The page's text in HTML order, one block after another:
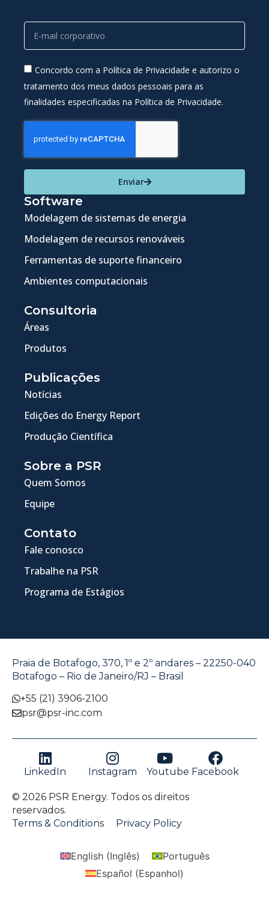
Concordo com a Política de Privacidade e autorizo o
tratamento dos meus dados pessoais para as
finalidades especificadas na Política de Privacidade.
Enviar
Software
Modelagem de sistemas de energia
Modelagem de recursos renováveis
Ferramentas de suporte financeiro
Ambientes computacionais
Consultoria
Áreas
Produtos
Publicações
Notícias
Edições do Energy Report
Produção Científica
Sobre a PSR
Quem Somos
Equipe
Contato
Fale conosco
Trabalhe na PSR
Programa de Estágios
Praia de Botafogo, 370, 1º e 2º andares – 22250-040
Botafogo – Rio de Janeiro/RJ – Brasil
+55 (21) 3906-2100
psr@psr-inc.com
LinkedIn Instagram Youtube Facebook
© 2026 PSR Energy. Todos os direitos
reservados.
Terms & Conditions
Privacy Policy
English(Inglês)
Português
Español (Espanhol)